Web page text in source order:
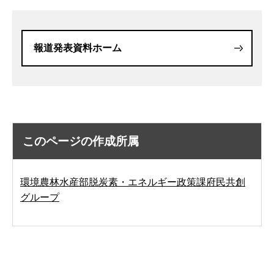
報道発表資料ホーム
このページの作成所属
環境農林水産部脱炭素・エネルギー政策課府民共創
グループ